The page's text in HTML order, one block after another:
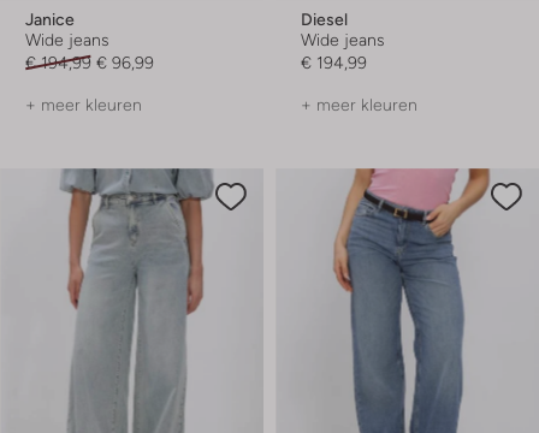
Janice
Wide jeans
€ 194,99 € 96,99
+ meer kleuren
Diesel
Wide jeans
€ 194,99
+ meer kleuren